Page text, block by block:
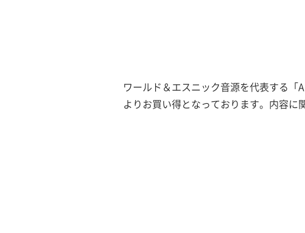
ワールド＆エスニック音源を代表する「
よりお買い得となっております。内容に